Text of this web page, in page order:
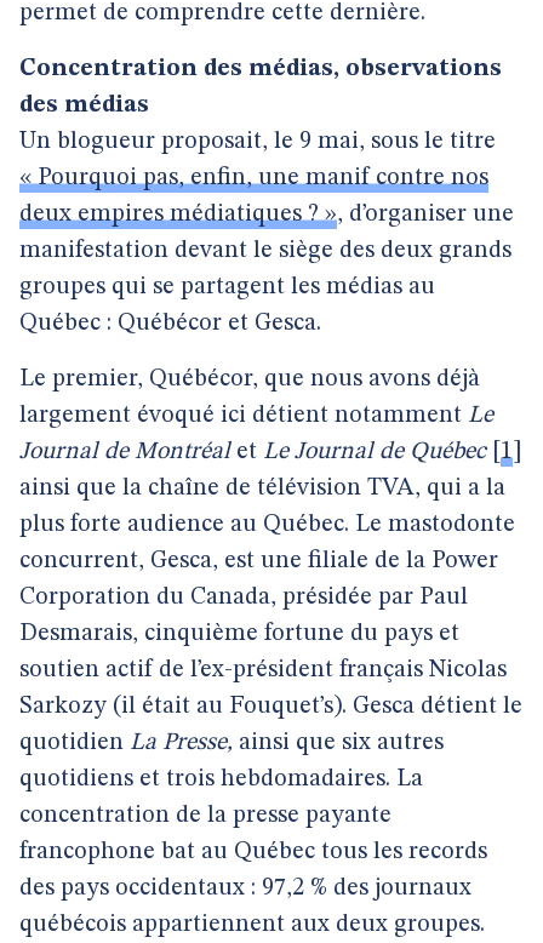
permet de comprendre cette dernière.
Concentration des médias, observations
des médias
Un blogueur proposait, le 9 mai, sous le titre
« Pourquoi pas, enfin, une manif contre nos
deux empires médiatiques ? », d’organiser une
manifestation devant le siège des deux grands
groupes qui se partagent les médias au
Québec : Québécor et Gesca.
Le premier, Québécor, que nous avons déjà
largement évoqué ici détient notamment Le
Journal de Montréalet Le Journal de Québec[ 1
ainsi que la chaîne de télévision TVA, qui a la
plus forte audience au Québec. Le mastodonte
concurrent, Gesca, est une filiale de la Power
Corporation du Canada, présidée par Paul
Desmarais, cinquième fortune du pays et
soutien actif de l’ex-président français Nicolas
Sarkozy (il était au Fouquet’s). Gesca détient le
quotidien La Presse, ainsi que six autres
quotidiens et trois hebdomadaires. La
concentration de la presse payante
francophone bat au Québec tous les records
des pays occidentaux : 97,2 % des journaux
québécois appartiennent aux deux groupes.